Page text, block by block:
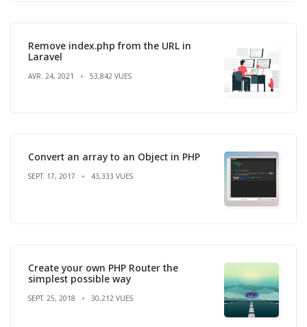
Remove index.php from the URL in
Laravel
AVR. 24, 2021 53,842 VUES
Convert an array to an Object in PHP
SEPT. 17, 2017 43,333 VUES
Create your own PHP Router the
simplest possible way
SEPT. 25, 2018 30,212 VUES